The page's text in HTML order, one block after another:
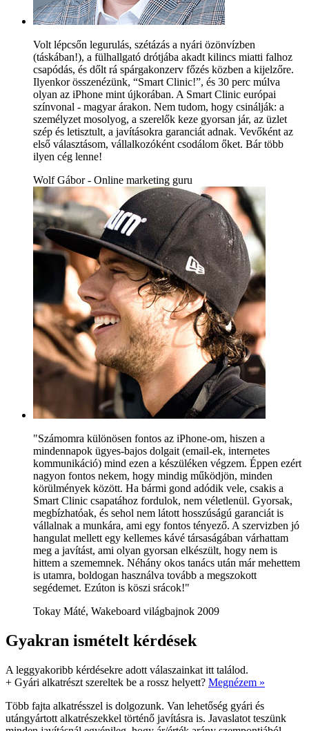
Volt lépcsőn legurulás, szétázás a nyári özönvízben
(táskában!), a fülhallgató drótjába akadt kilincs miatti falhoz
csapódás, és dőlt rá spárgakonzerv főzés közben a kijelzőre.
Ilyenkor összenézünk, “Smart Clinic!”, és 30 perc múlva
olyan az iPhone mint újkorában. A Smart Clinic európai
színvonal - magyar árakon. Nem tudom, hogy csinálják: a
személyzet mosolyog, a szerelők keze gyorsan jár, az üzlet
szép és letisztult, a javításokra garanciát adnak. Vevőként az
első választásom, vállalkozóként csodálom őket. Bár több
ilyen cég lenne!
Wolf Gábor - Online marketing guru
"Számomra különösen fontos az iPhone-om, hiszen a
mindennapok ügyes-bajos dolgait (email-ek, internetes
kommunikáció) mind ezen a készüléken végzem. Éppen ezért
nagyon fontos nekem, hogy mindig működjön, minden
körülmények között. Ha bármi gond adódik vele, csakis a
Smart Clinic csapatához fordulok, nem véletlenül. Gyorsak,
megbízhatóak, és sehol nem látott hosszúságú garanciát is
vállalnak a munkára, ami egy fontos tényező. A szervizben jó
hangulat mellett egy kellemes kávé társaságában várhattam
meg a javítást, ami olyan gyorsan elkészült, hogy nem is
hittem a szememnek. Néhány okos tanács után már mehettem
is utamra, boldogan használva tovább a megszokott
segédemet. Ezúton is köszi srácok!"
Tokay Máté, Wakeboard világbajnok 2009
Gyakran ismételt kérdések
A leggyakoribb kérdésekre adott válaszainkat itt találod.
+ Gyári alkatrészt szereltek be a rossz helyett? Megnézem »
Több fajta alkatrésszel is dolgozunk. Van lehetőség gyári és
utángyártott alkatrészekkel történő javításra is. Javaslatot teszünk